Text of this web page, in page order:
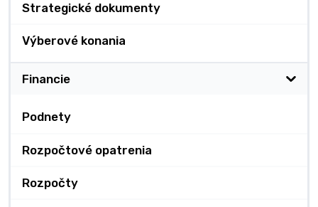
Strategické dokumenty
Výberové konania
Financie
Podnety
Rozpočtové opatrenia
Rozpočty